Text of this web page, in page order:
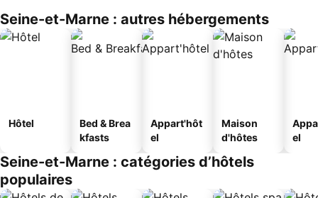
Seine-et-Marne : autres hébergements
Hôtel
Bed & Brea
kfasts
Appart'hôt
el
Maison
d'hôtes
el
Seine-et-Marne : catégories d’hôtels
populaires